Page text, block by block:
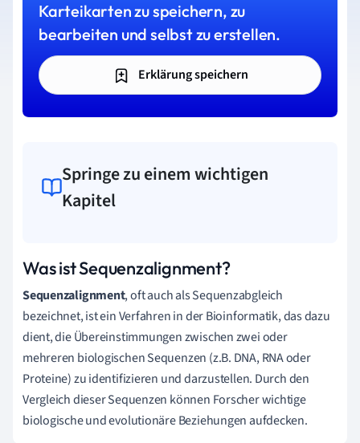
Karteikarten zu speichern, zu
bearbeiten und selbst zu erstellen.
Erklärung speichern
Springe zu einem wichtigen
Kapitel
Was ist Sequenzalignment?
Sequenzalignment, oft auch als Sequenzabgleich
bezeichnet, ist ein Verfahren in der Bioinformatik, das dazu
dient, die Übereinstimmungen zwischen zwei oder
mehreren biologischen Sequenzen (z.B. DNA, RNA oder
Proteine) zu identifizieren und darzustellen. Durch den
Vergleich dieser Sequenzen können Forscher wichtige
biologische und evolutionäre Beziehungen aufdecken.